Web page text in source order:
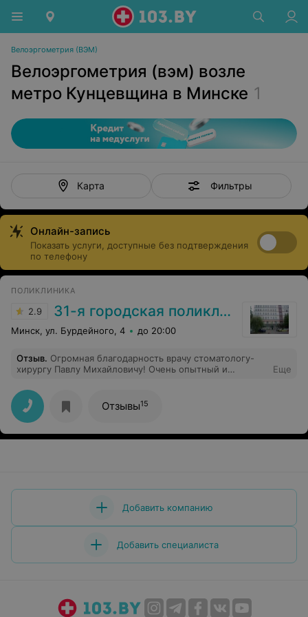
Велоэргометрия (ВЭМ)
Велоэргометрия (вэм) возле
метро Кунцевщина в Минске 1
Карта Фильтры
Онлайн-запись
Показать услуги, доступные без подтверждения
по телефону
ПОЛИКЛИНИКА
2.9 31-я городская поликлиника
Минск, ул. Бурдейного, 4 до 20:00
Отзыв. Огромная благодарность врачу стоматологу-
хирургу Павлу Михайловичу! Очень опытный и
удаления "зуба мудрости", всё прошло быстро и
безболезненно.
Еще
Отзывы15
Добавить компанию
Добавить специалиста